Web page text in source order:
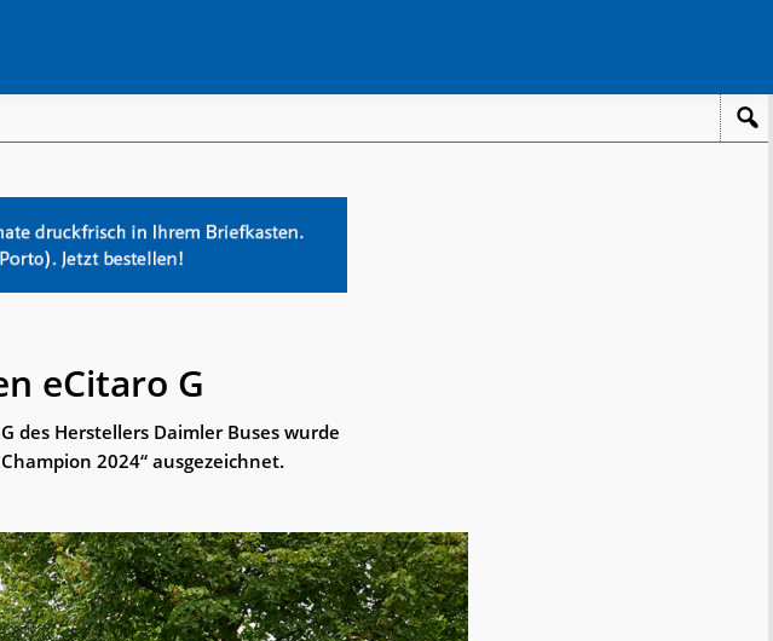
eCitaro G
des Herstellers Daimler Buses wurde
2024“ ausgezeichnet.